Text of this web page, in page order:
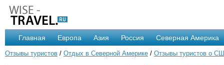
Главная Европа Азия Россия Северная Америка
Отзывы туристов / Отдых в Северной Америке / Отзывы туристов о